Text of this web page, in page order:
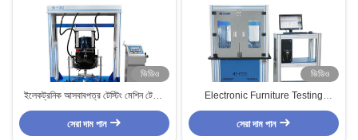
ভিডিও
ইলেকট্রনিক আসবাবপত্র টেস্টিং মেশিন টেস্টিং
অফিস চেয়ার পিছনে এবং আসন
সেরা দাম পান
ভিডিও
Electronic Furniture Testing
Machines , Chair Seating Vertical
Force Resistance Tester
সেরা দাম পান